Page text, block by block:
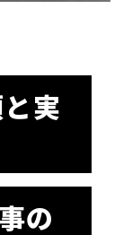
実
の